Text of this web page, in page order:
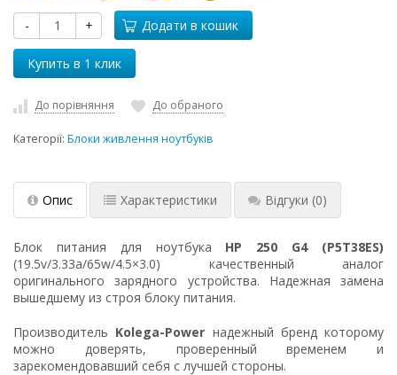
- + Додати в кошик
До порівняння До обраного
Категорії: Блоки живлення ноутбуків
Опис Характеристики Відгуки (0)
Блок питания для ноутбука HP 250 G4 (P5T38ES)
(19.5v/3.33a/65w/4.5×3.0) качественный аналог
оригинального зарядного устройства. Надежная замена
вышедшему из строя блоку питания.
Производитель Kolega-Power надежный бренд которому
можно доверять, проверенный временем и
зарекомендовавший себя с лучшей стороны.